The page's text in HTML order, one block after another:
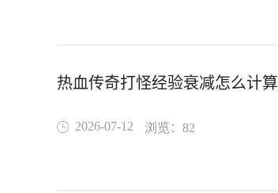
热血传奇打怪经验衰减怎么计算
2026-07-12 浏览：82